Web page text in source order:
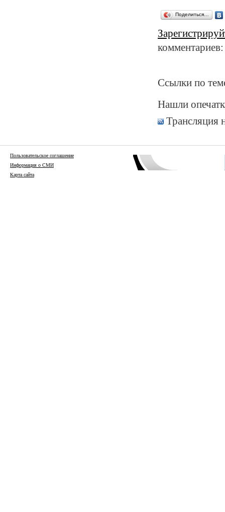
Поделиться…
Ссылки по
Нашли
Трансляция
Пользовательское соглашение
Информация о СМИ
Карта сайта